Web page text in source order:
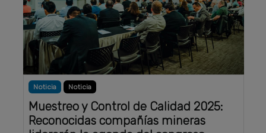
Noticia Noticia
Muestreo y Control de Calidad 2025:
Reconocidas compañías mineras